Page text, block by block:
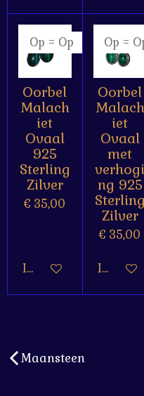
Op = Op
Oorbel
Malach
iet
Ovaal
925
Sterling
Zilver
€ 35,00
In winkelwagen
Op =
Oorbel
Malach
iet
Ovaal
met
verhogi
ng 925
Sterling
Zilver
€ 35,00
In
Maansteen